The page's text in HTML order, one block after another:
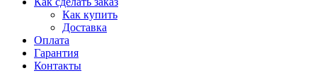
Как купить
Доставка
Оплата
Гарантия
Контакты